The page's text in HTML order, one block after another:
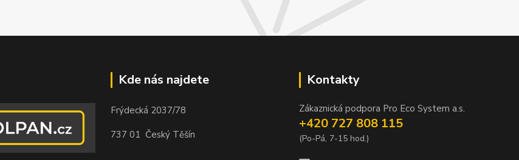
Kde nás najdete
Frýdecká 2037/78
737 01 Český Těšín
Kontakty
Zákaznická podpora Pro Eco System a.s.
+420 727 808 115
(Po-Pá, 7-15 hod.)